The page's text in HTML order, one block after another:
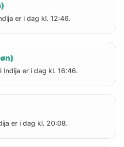
er i dag kl. 12:46.
er i dag kl. 16:46.
er i dag kl. 20:08.